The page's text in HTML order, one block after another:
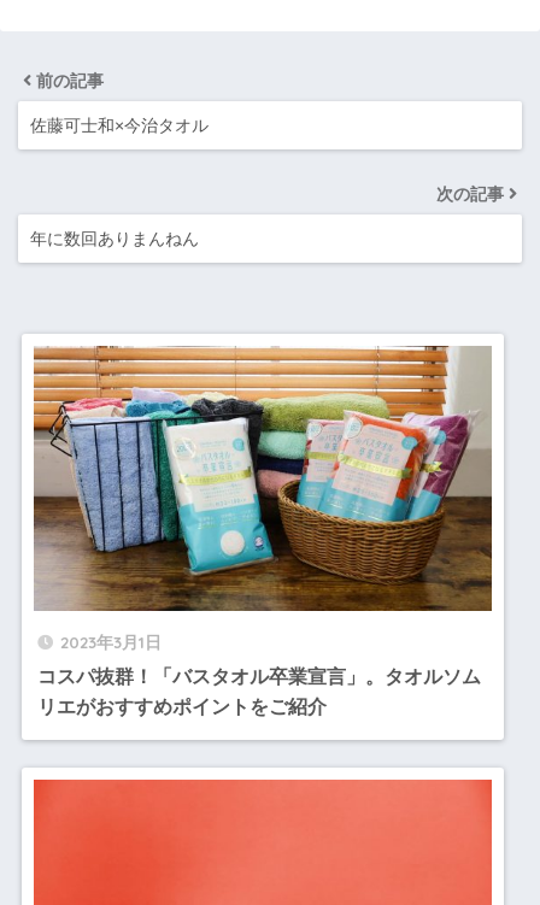
前の記事
佐藤可士和×今治タオル
次の記事
年に数回ありまんねん
2023年3月1日
コスパ抜群！「バスタオル卒業宣言」。タオルソム
リエがおすすめポイントをご紹介